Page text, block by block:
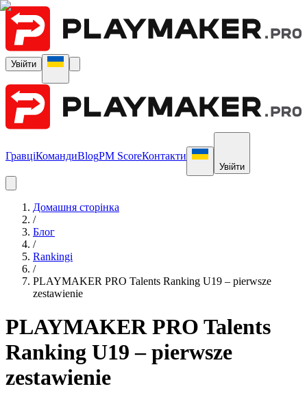
Увійти
ГравціКомандиBlogPM ScoreКонтакти
Увійти
Домашня сторінка
/
Блог
/
Rankingi
/
PLAYMAKER PRO Talents Ranking U19 – pierwsze
zestawienie
PLAYMAKER PRO Talents
Ranking U19 – pierwsze
zestawienie